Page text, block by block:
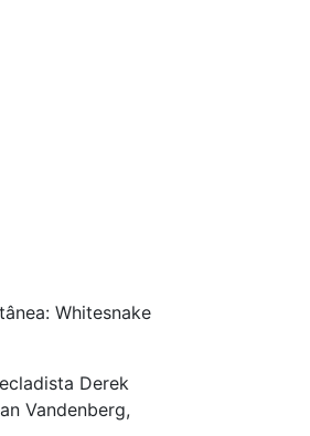
Whitesnake
Derek
Vandenberg,